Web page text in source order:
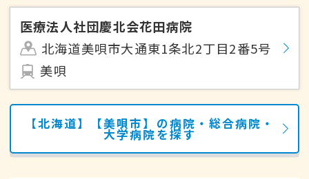
医療法人社団慶北会花田病院
北海道美唄市大通東1条北2丁目2番5号
美唄
【北海道】【美唄市】の病院・総合病院・
大学病院を探す